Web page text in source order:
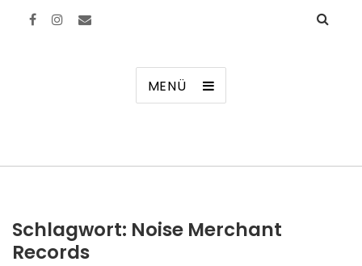
MENÜ
Schlagwort: Noise Merchant
Records